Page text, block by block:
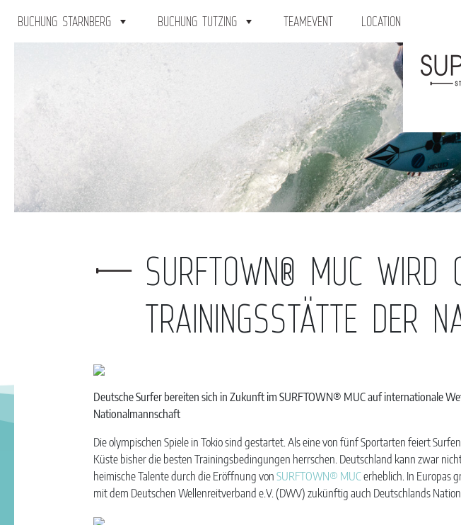
BUCHUNG STARNBERG BUCHUNG TUTZING TEAMEVENT LOCATION
SURFTOWN® MUC WIRD
TRAININGSSTÄTTE DER
Deutsche Surfer bereiten sich in Zukunft im SURFTOWN® MUC auf internationale
Nationalmannschaft
Die olympischen Spiele in Tokio sind gestartet. Als eine von fünf Sportarten feiert
Küste bisher die besten Trainingsbedingungen herrschen. Deutschland kann zwar
heimische Talente durch die Eröffnung von SURFTOWN® MUCerheblich. In Europas
mit dem Deutschen Wellenreitverband e.V. (DWV) zukünftig auch Deutschlands